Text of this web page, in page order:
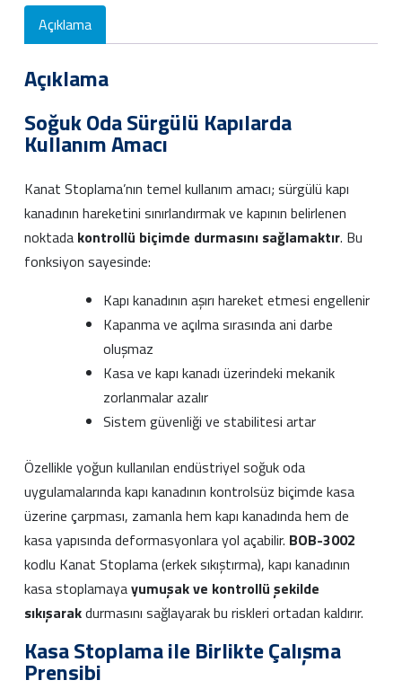
Açıklama
Açıklama
Soğuk Oda Sürgülü Kapılarda
Kullanım Amacı
Kanat Stoplama’nın temel kullanım amacı; sürgülü kapı
kanadının hareketini sınırlandırmak ve kapının belirlenen
noktada kontrollü biçimde durmasını sağlamaktır. Bu
fonksiyon sayesinde:
Kapı kanadının aşırı hareket etmesi engellenir
Kapanma ve açılma sırasında ani darbe
oluşmaz
Kasa ve kapı kanadı üzerindeki mekanik
zorlanmalar azalır
Sistem güvenliği ve stabilitesi artar
Özellikle yoğun kullanılan endüstriyel soğuk oda
uygulamalarında kapı kanadının kontrolsüz biçimde kasa
üzerine çarpması, zamanla hem kapı kanadında hem de
kasa yapısında deformasyonlara yol açabilir. BOB-3002
kodlu Kanat Stoplama (erkek sıkıştırma), kapı kanadının
kasa stoplamayayumuşak ve kontrollü şekilde
sıkışarakdurmasını sağlayarak bu riskleri ortadan kaldırır.
Kasa Stoplama ile Birlikte Çalışma
Prensibi